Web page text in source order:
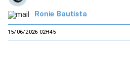
Ronie Bautista
15/06/2026 02H45